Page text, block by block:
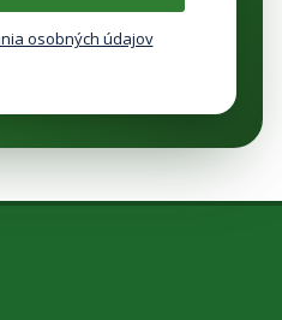
osobných údajov